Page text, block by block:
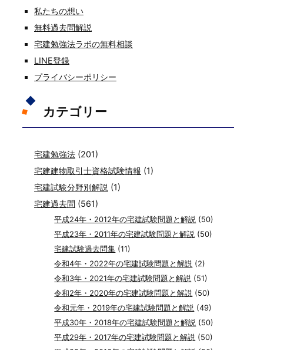
私たちの想い
無料過去問解説
宅建勉強法ラボの無料相談
LINE登録
プライバシーポリシー
カテゴリー
宅建勉強法 (201)
宅建建物取引士資格試験情報 (1)
宅建試験分野別解説 (1)
宅建過去問 (561)
平成24年・2012年の宅建試験問題と解説 (50)
平成23年・2011年の宅建試験問題と解説 (50)
宅建試験過去問集 (11)
令和4年・2022年の宅建試験問題と解説 (2)
令和3年・2021年の宅建試験問題と解説 (51)
令和2年・2020年の宅建試験問題と解説 (50)
令和元年・2019年の宅建試験問題と解説 (49)
平成30年・2018年の宅建試験問題と解説 (50)
平成29年・2017年の宅建試験問題と解説 (50)